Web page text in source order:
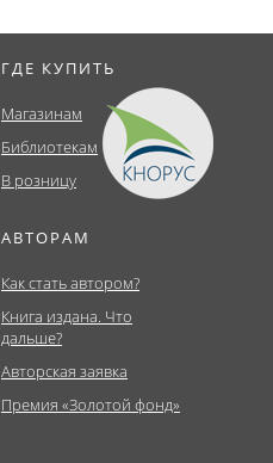
ГДЕ КУПИТЬ
Магазинам
Библиотекам
В розницу
АВТОРАМ
Как стать автором?
Книга издана. Что
дальше?
Авторская заявка
Премия «Золотой фонд»